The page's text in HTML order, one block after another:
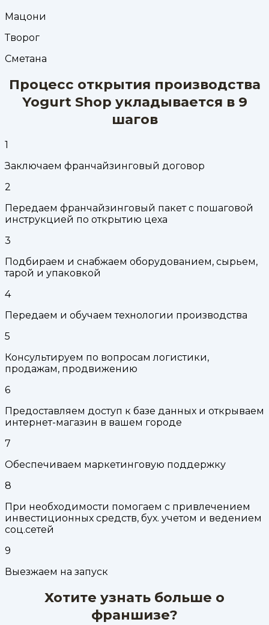
Мацони
Творог
Сметана
Процесс открытия производства
Yogurt Shop укладывается в 9
шагов
1
Заключаем франчайзинговый договор
2
Передаем франчайзинговый пакет с пошаговой
инструкцией по открытию цеха
3
Подбираем и снабжаем оборудованием, сырьем,
тарой и упаковкой
4
Передаем и обучаем технологии производства
5
Консультируем по вопросам логистики,
продажам, продвижению
6
Предоставляем доступ к базе данных и открываем
интернет-магазин в вашем городе
7
Обеспечиваем маркетинговую поддержку
8
При необходимости помогаем с привлечением
инвестиционных средств, бух. учетом и ведением
соц.сетей
9
Выезжаем на запуск
Хотите узнать больше о
франшизе?